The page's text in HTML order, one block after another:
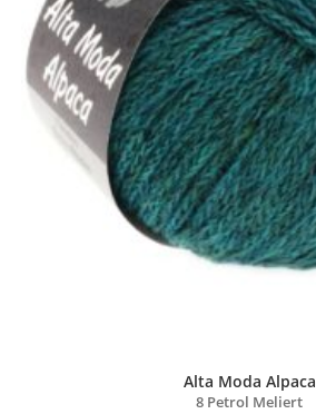
Alta Moda Alpaca
8 Petrol Meliert